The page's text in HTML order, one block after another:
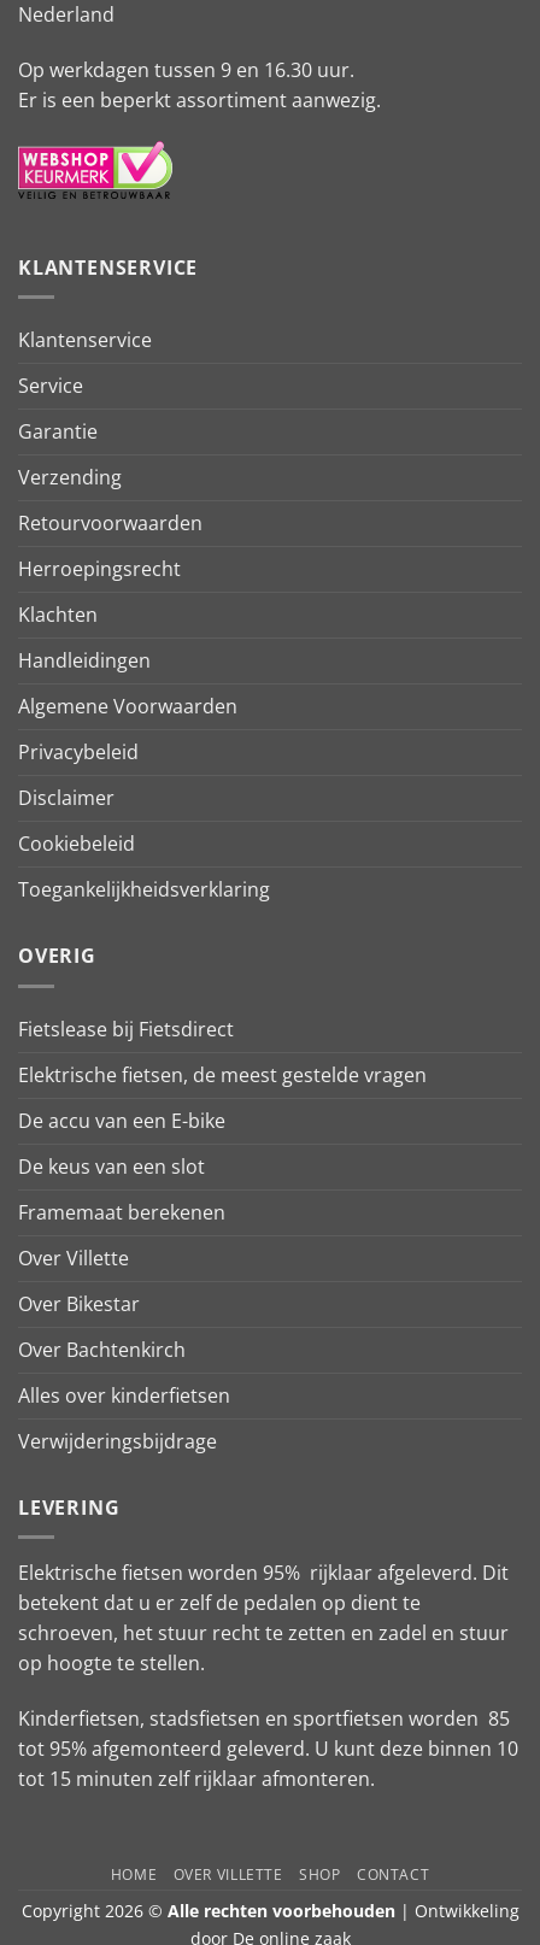
Nederland
Op werkdagen tussen 9 en 16.30 uur.
Er is een beperkt assortiment aanwezig.
KLANTENSERVICE
Klantenservice
Service
Garantie
Verzending
Retourvoorwaarden
Herroepingsrecht
Klachten
Handleidingen
Algemene Voorwaarden
Privacybeleid
Disclaimer
Cookiebeleid
Toegankelijkheidsverklaring
OVERIG
Fietslease bij Fietsdirect
Elektrische fietsen, de meest gestelde vragen
De accu van een E-bike
De keus van een slot
Framemaat berekenen
Over Villette
Over Bikestar
Over Bachtenkirch
Alles over kinderfietsen
Verwijderingsbijdrage
LEVERING
Elektrische fietsen worden 95% rijklaar afgeleverd. Dit
betekent dat u er zelf de pedalen op dient te
schroeven, het stuur recht te zetten en zadel en stuur
op hoogte te stellen.
Kinderfietsen, stadsfietsen en sportfietsen worden 85
tot 95% afgemonteerd geleverd. U kunt deze binnen 10
tot 15 minuten zelf rijklaar afmonteren.
HOME OVER VILLETTE SHOP CONTACT
Copyright 2026 © Alle rechten voorbehouden| Ontwikkeling
door De online zaak